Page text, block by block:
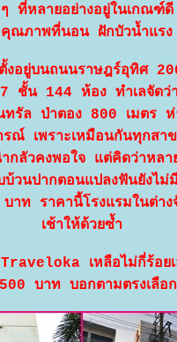
ที่หลายอย่างอยู่ในเกณฑ์ดี
คุณภาพที่นอน ฝักบัวน้ำแ
อยู่บนถนนราษฎร์อุทิศ
ชั้น 144 ห้อง ทำเลจัดว่
ทรัล ป่าตอง 800 เมตร
รณ์ เพราะเหมือนกันทุกส
วคงพอใจ แต่คิดว่าหลา
วนปากตอนแปลงฟันยังไม่
ท ราคานี้โรงแรมในต่าง
เช้าให้ด้วยซ้ำ
เหลือไม่กี่ร้อย
บาท บอกตามตรงเลือ